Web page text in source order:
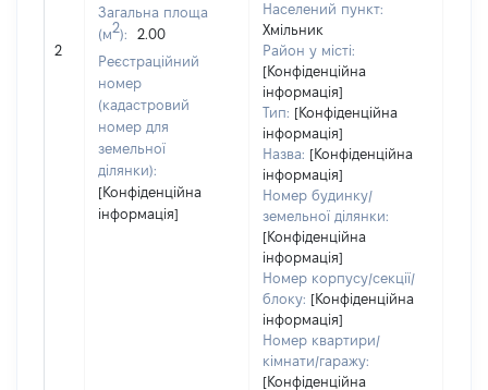
2
Загальна площа
(м2):
2.00
Реєстраційний
номер
(кадастровий
номер для
земельної
ділянки):
[Конфіденційна
інформація]
Населений пункт:
Хмільник
Район у місті:
[Конфіденційна
інформація]
Тип: [Конфіденційна
інформація]
Назва: [Конфіденційна
інформація]
Номер будинку/
земельної ділянки:
[Конфіденційна
інформація]
Номер корпусу/секції/
блоку: [Конфіденційна
інформація]
Номер квартири/
кімнати/гаражу:
[Конфіденційна